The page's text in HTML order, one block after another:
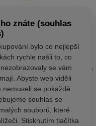
znáte (souhlas
bylo co nejlepší
rychle našli to, co
se vám
Abyste web viděli
se pokaždé
souhlas se
souborů, které
Stisknutím tlačítka